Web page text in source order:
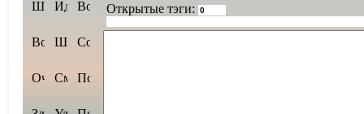
Открытые тэги: